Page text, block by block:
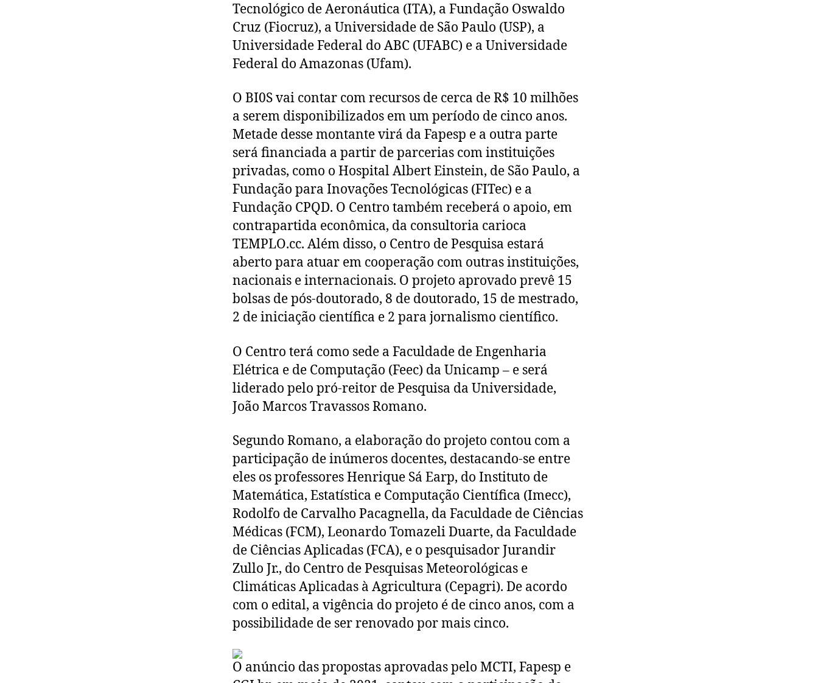
Tecnológico de Aeronáutica (ITA), a Fundação Oswaldo
Cruz (Fiocruz), a Universidade de São Paulo (USP), a
Universidade Federal do ABC (UFABC) e a Universidade
Federal do Amazonas (Ufam).
O BI0S vai contar com recursos de cerca de R$ 10 milhões
a serem disponibilizados em um período de cinco anos.
Metade desse montante virá da Fapesp e a outra parte
será financiada a partir de parcerias com instituições
privadas, como o Hospital Albert Einstein, de São Paulo, a
Fundação para Inovações Tecnológicas (FITec) e a
Fundação CPQD. O Centro também receberá o apoio, em
contrapartida econômica, da consultoria carioca
TEMPLO.cc. Além disso, o Centro de Pesquisa estará
aberto para atuar em cooperação com outras instituições,
nacionais e internacionais. O projeto aprovado prevê 15
bolsas de pós-doutorado, 8 de doutorado, 15 de mestrado,
2 de iniciação científica e 2 para jornalismo científico.
O Centro terá como sede a Faculdade de Engenharia
Elétrica e de Computação (Feec) da Unicamp – e será
liderado pelo pró-reitor de Pesquisa da Universidade,
João Marcos Travassos Romano.
Segundo Romano, a elaboração do projeto contou com a
participação de inúmeros docentes, destacando-se entre
eles os professores Henrique Sá Earp, do Instituto de
Matemática, Estatística e Computação Científica (Imecc),
Rodolfo de Carvalho Pacagnella, da Faculdade de Ciências
Médicas (FCM), Leonardo Tomazeli Duarte, da Faculdade
de Ciências Aplicadas (FCA), e o pesquisador Jurandir
Zullo Jr., do Centro de Pesquisas Meteorológicas e
Climáticas Aplicadas à Agricultura (Cepagri). De acordo
com o edital, a vigência do projeto é de cinco anos, com a
possibilidade de ser renovado por mais cinco.
O anúncio das propostas aprovadas pelo MCTI, Fapesp e